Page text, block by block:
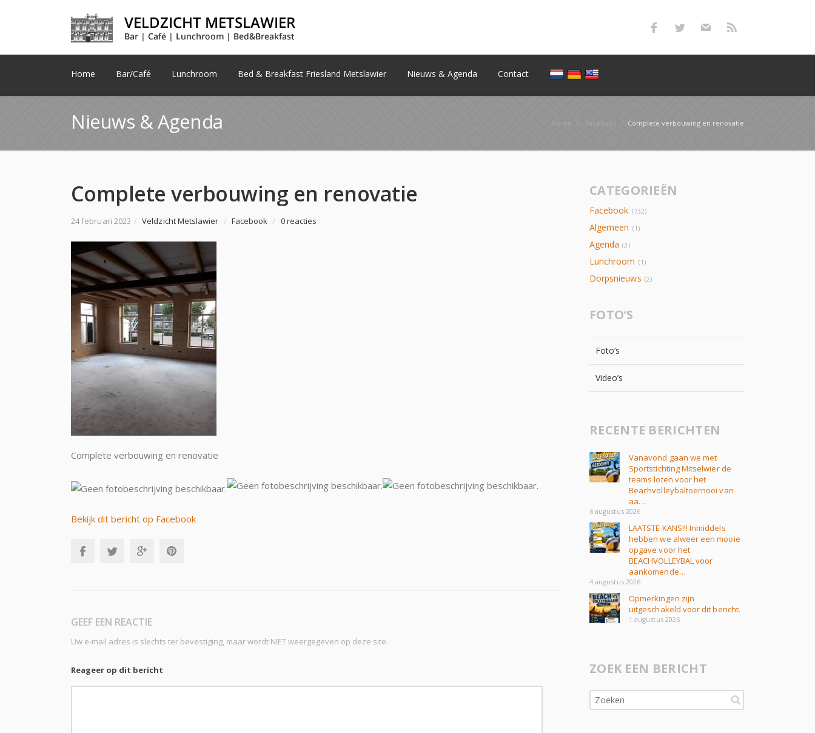
Home Bar/Café Lunchroom Bed & Breakfast Friesland Metslawier Nieuws & Agenda Contact
Home Facebook Complete verbouwing en renovatie
Nieuws & Agenda
Complete verbouwing en renovatie
24 februari 2023 / Veldzicht Metslawier / Facebook / 0 reacties
Complete verbouwing en renovatie
Bekijk dit bericht op Facebook
GEEF EEN REACTIE
Uw e-mail adres is slechts ter bevestiging, maar wordt NIET weergegeven op deze site.
Reageer op dit bericht
CATEGORIEËN
Facebook (732)
Algemeen (1)
Agenda (3)
Lunchroom (1)
Dorpsnieuws (2)
FOTO’S
Foto’s
Video’s
RECENTE BERICHTEN
Vanavond gaan we met
Sportstichting Mitselwier de
teams loten voor het
Beachvolleybaltoernooi van
aa…
6 augustus 2026
LAATSTE KANS!!! Inmiddels
hebben we alweer een mooie
opgave voor het
BEACHVOLLEYBAL voor
aankomende…
4 augustus 2026
Opmerkingen zijn
uitgeschakeld voor dit bericht.
1 augustus 2026
ZOEK EEN BERICHT